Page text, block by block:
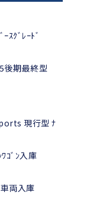
ｽｸﾞﾚｰﾄﾞ
期最終型
現行型 ﾅ
ｺﾞﾝ入庫
両入庫